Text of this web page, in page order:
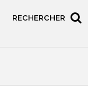
RECHERCHER